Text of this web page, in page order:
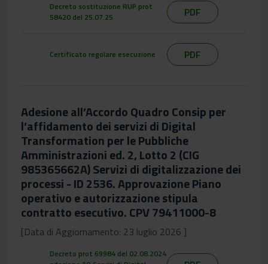
Decreto sostituzione RUP prot
58420 del 25.07.25
PDF
Certificato regolare esecuzione PDF
Adesione all’Accordo Quadro Consip per
l’affidamento dei servizi di Digital
Transformation per le Pubbliche
Amministrazioni ed. 2, Lotto 2 (CIG
985365662A) Servizi di digitalizzazione dei
processi - ID 2536. Approvazione Piano
operativo e autorizzazione stipula
contratto esecutivo. CPV 79411000-8
[Data di Aggiornamento: 23 luglio 2026 ]
Decreto prot 69984 del 02.08.2024